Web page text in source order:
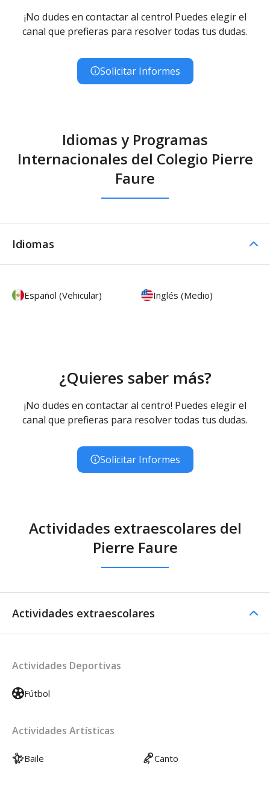
¡No dudes en contactar al centro! Puedes elegir el
canal que prefieras para resolver todas tus dudas.
Solicitar Informes
Idiomas y Programas
Internacionales del Colegio Pierre
Faure
Idiomas
Español (Vehicular) Inglés (Medio)
¿Quieres saber más?
¡No dudes en contactar al centro! Puedes elegir el
canal que prefieras para resolver todas tus dudas.
Solicitar Informes
Actividades extraescolares del
Pierre Faure
Actividades extraescolares
Actividades Deportivas
Fútbol
Actividades Artísticas
Baile Canto